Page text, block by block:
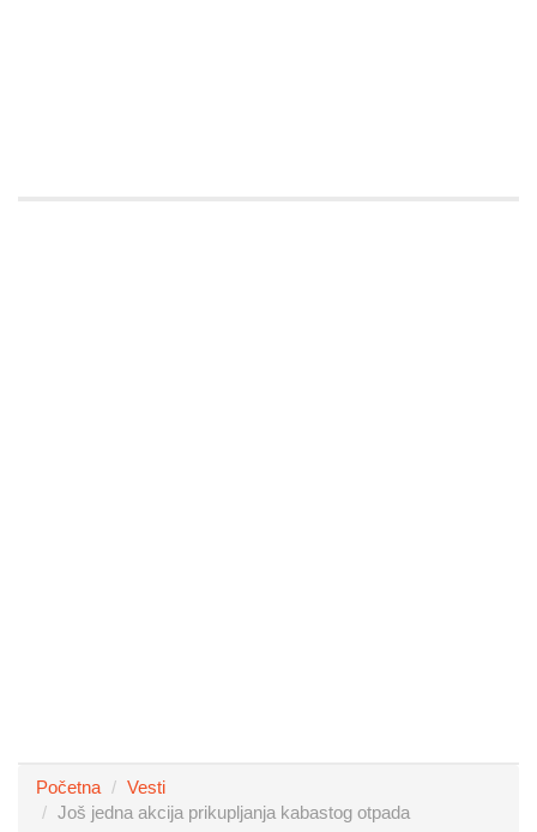
Početna
Vesti
Još jedna akcija prikupljanja kabastog otpada